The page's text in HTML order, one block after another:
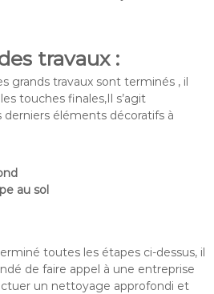
travaux :
grands travaux sont terminés , il
touches finales,Il s’agit
éléments décoratifs à
au sol
toutes les étapes ci-dessus, il
de faire appel à une entreprise
un nettoyage approfondi et